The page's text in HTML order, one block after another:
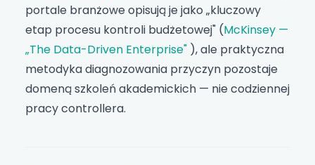
portale branżowe opisują je jako „kluczowy
etap procesu kontroli budżetowej" (McKinsey —
„The Data-Driven Enterprise" ), ale praktyczna
metodyka diagnozowania przyczyn pozostaje
domeną szkoleń akademickich — nie codziennej
pracy controllera.